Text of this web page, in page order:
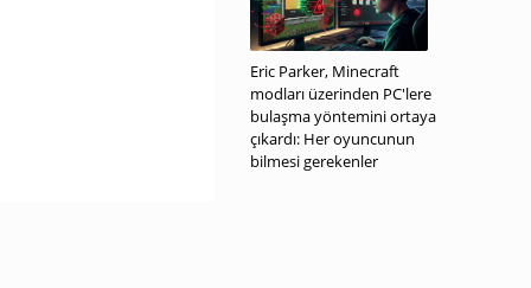
Eric Parker, Minecraft
modları üzerinden PC'lere
bulaşma yöntemini ortaya
çıkardı: Her oyuncunun
bilmesi gerekenler